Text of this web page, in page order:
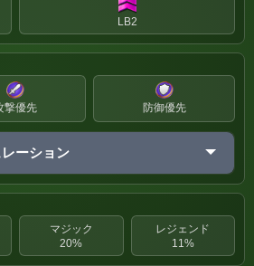
LB2
撃優先 防御優先
ーション
マジック
20%
レジェンド
11%